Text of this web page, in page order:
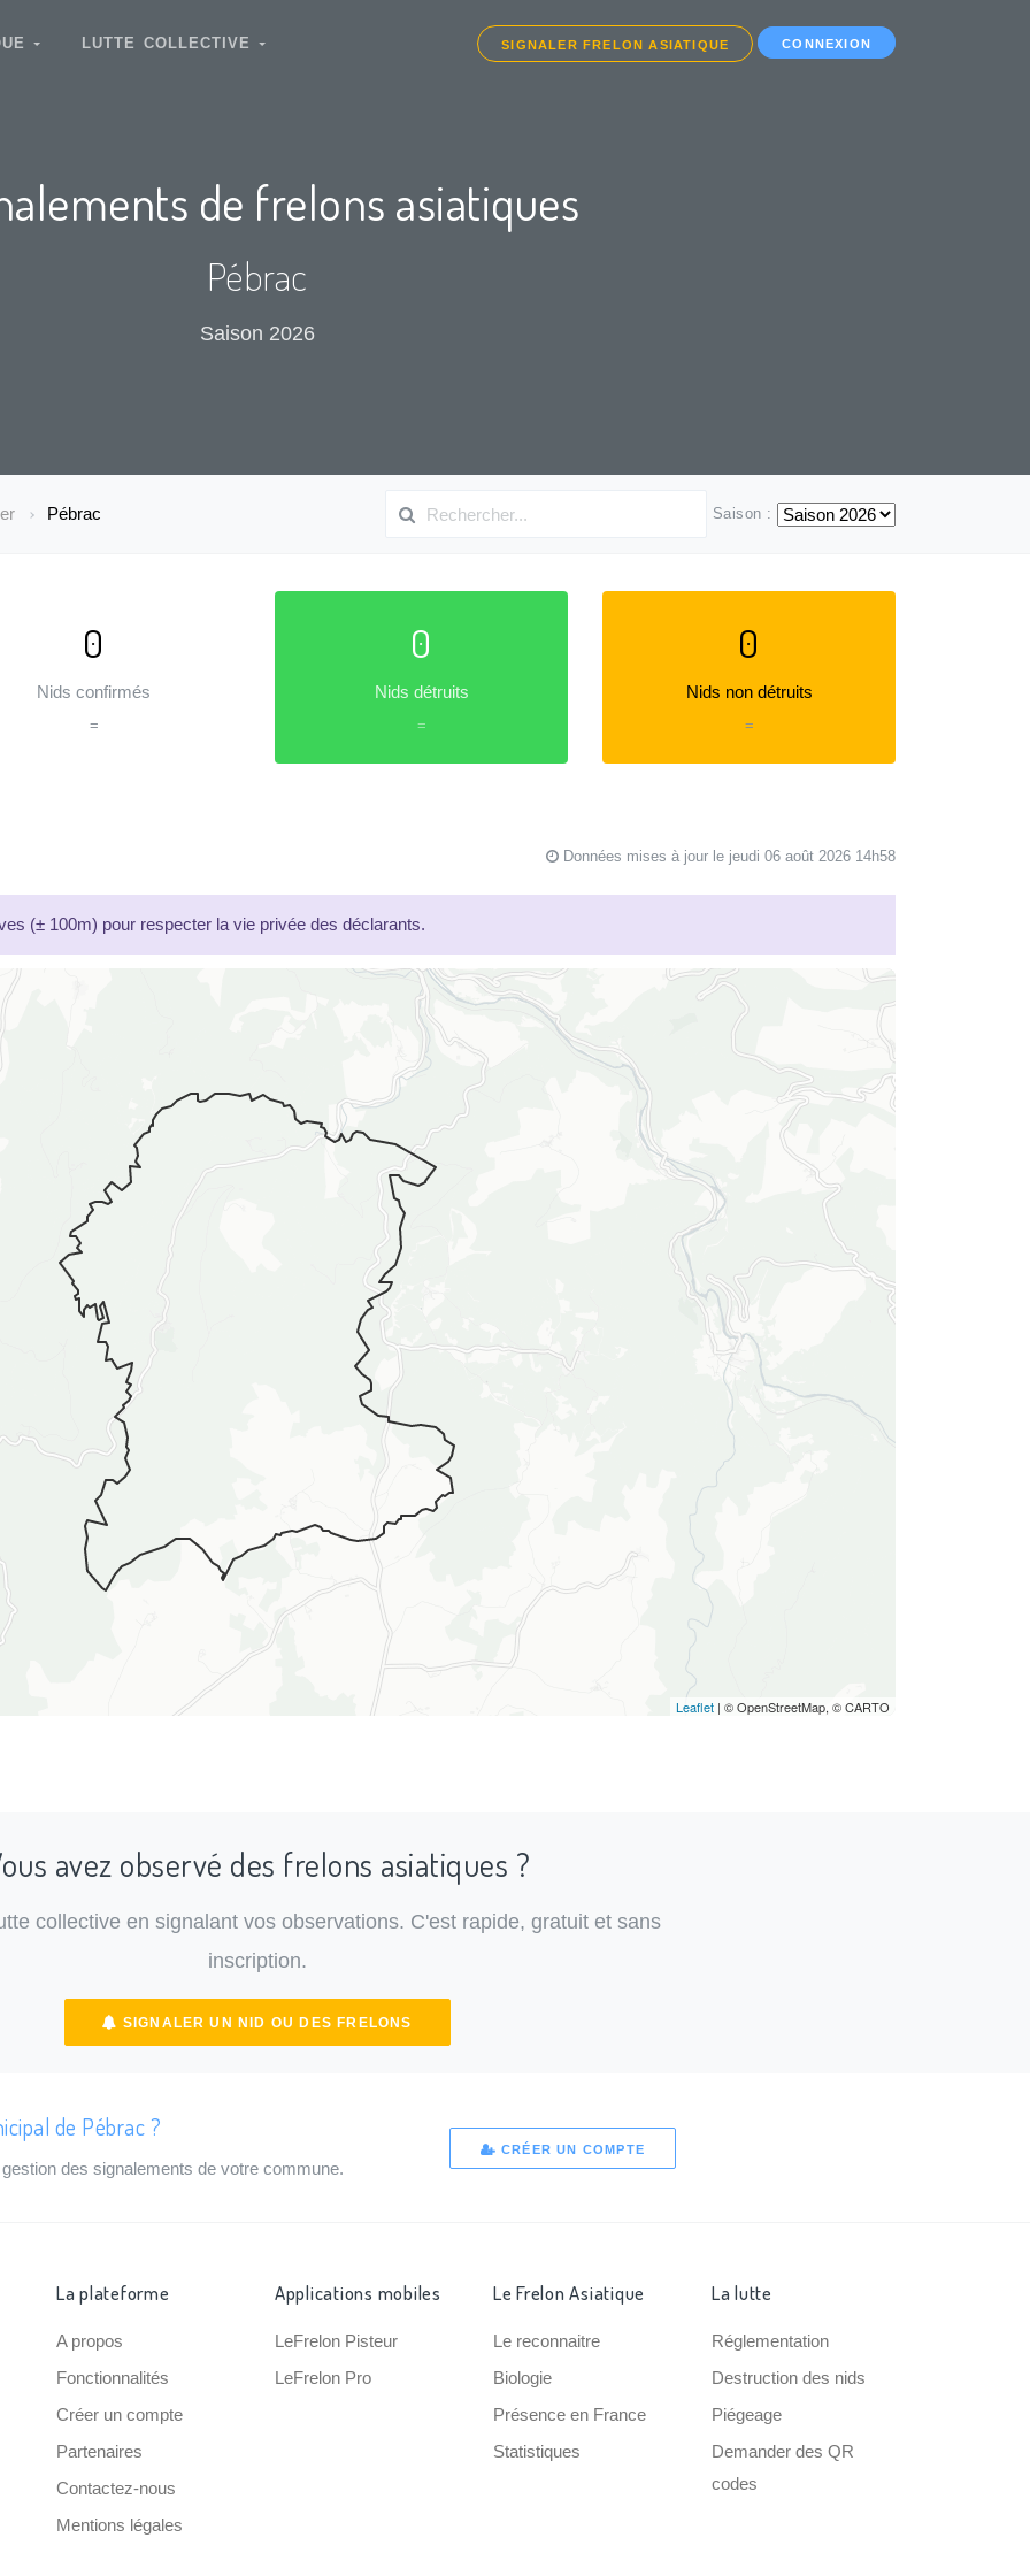
LUTTE COLLECTIVE SIGNALER FRELON ASIATIQUE CONNEXION
de frelons asiatiques
Pébrac
Saison 2026
Pébrac Saison :
0
Nids confirmés
=
0
Nids détruits
=
0
Nids non détruits
=
Données mises à jour le jeudi 06 août 2026 14h58
(± 100m) pour respecter la vie privée des déclarants.
Leaflet | © OpenStreetMap, © CARTO
avez observé des frelons asiatiques ?
collective en signalant vos observations. C'est rapide, gratuit et sans
inscription.
SIGNALER UN NID OU DES FRELONS
de Pébrac ?
des signalements de votre commune.
CRÉER UN COMPTE
La plateforme
A propos
Fonctionnalités
Créer un compte
Partenaires
Contactez-nous
Mentions légales
Applications mobiles
LeFrelon Pisteur
LeFrelon Pro
Le Frelon Asiatique
Le reconnaitre
Biologie
Présence en France
Statistiques
La lutte
Réglementation
Destruction des nids
Piégeage
Demander des QR
codes